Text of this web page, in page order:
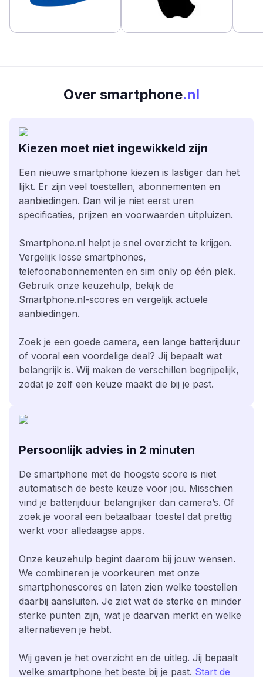
Over smartphone.nl
Kiezen moet niet ingewikkeld zijn
Een nieuwe smartphone kiezen is lastiger dan het
lijkt. Er zijn veel toestellen, abonnementen en
aanbiedingen. Dan wil je niet eerst uren
specificaties, prijzen en voorwaarden uitpluizen.
Smartphone.nl helpt je snel overzicht te krijgen.
Vergelijk losse smartphones,
telefoonabonnementen en sim only op één plek.
Gebruik onze keuzehulp, bekijk de
Smartphone.nl-scores en vergelijk actuele
aanbiedingen.
Zoek je een goede camera, een lange batterijduur
of vooral een voordelige deal? Jij bepaalt wat
belangrijk is. Wij maken de verschillen begrijpelijk,
zodat je zelf een keuze maakt die bij je past.
Persoonlijk advies in 2 minuten
De smartphone met de hoogste score is niet
automatisch de beste keuze voor jou. Misschien
vind je batterijduur belangrijker dan camera’s. Of
zoek je vooral een betaalbaar toestel dat prettig
werkt voor alledaagse apps.
Onze keuzehulp begint daarom bij jouw wensen.
We combineren je voorkeuren met onze
smartphonescores en laten zien welke toestellen
daarbij aansluiten. Je ziet wat de sterke en minder
sterke punten zijn, wat je daarvan merkt en welke
alternatieven je hebt.
Wij geven je het overzicht en de uitleg. Jij bepaalt
welke smartphone het beste bij je past. Start de